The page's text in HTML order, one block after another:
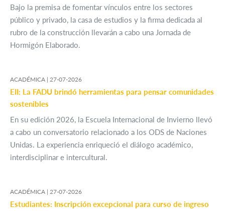
Bajo la premisa de fomentar vínculos entre los sectores
público y privado, la casa de estudios y la firma dedicada al
rubro de la construcción llevarán a cabo una Jornada de
Hormigón Elaborado.
ACADÉMICA | 27-07-2026
EII: La FADU brindó herramientas para pensar comunidades
sostenibles
En su edición 2026, la Escuela Internacional de Invierno llevó
a cabo un conversatorio relacionado a los ODS de Naciones
Unidas. La experiencia enriqueció el diálogo académico,
interdisciplinar e intercultural.
ACADÉMICA | 27-07-2026
Estudiantes: Inscripción excepcional para curso de ingreso